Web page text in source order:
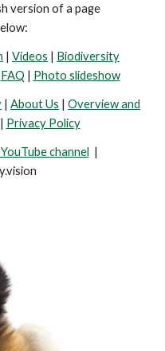
version of a page
| Videos | Biodiversity
FAQ | Photo slideshow
| About Us | Overview and
Privacy Policy
channel |